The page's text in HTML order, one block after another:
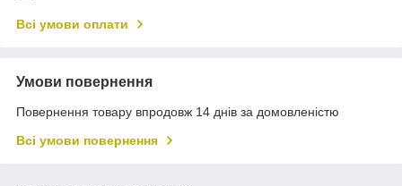
Всі умови оплати
Умови повернення
Повернення товару впродовж 14 днів за домовленістю
Всі умови повернення